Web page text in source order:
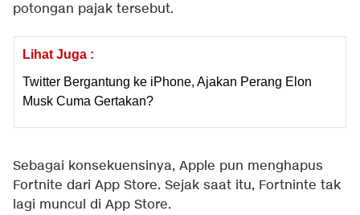
potongan pajak tersebut.
Lihat Juga :
Twitter Bergantung ke iPhone, Ajakan Perang Elon
Musk Cuma Gertakan?
Sebagai konsekuensinya, Apple pun menghapus
Fortnite dari App Store. Sejak saat itu, Fortninte tak
lagi muncul di App Store.